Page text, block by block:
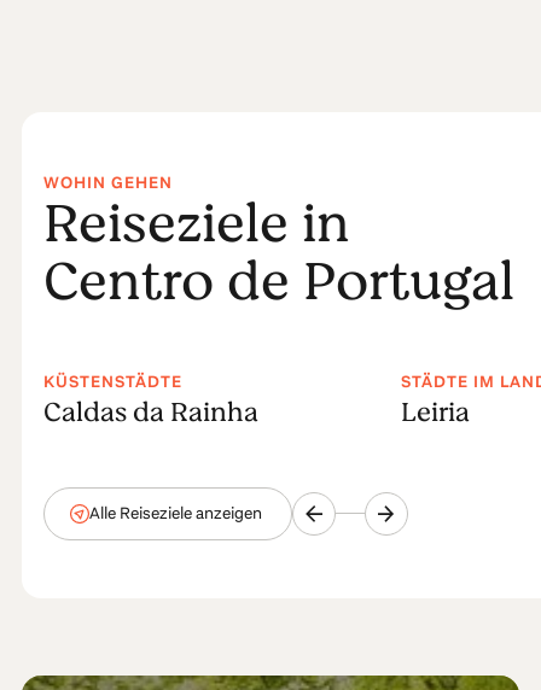
WOHIN GEHEN
Reiseziele in
Centro de Portugal
KÜSTENSTÄDTE
Caldas da Rainha
STÄDTE IM
Leiria
Alle Reiseziele anzeigen